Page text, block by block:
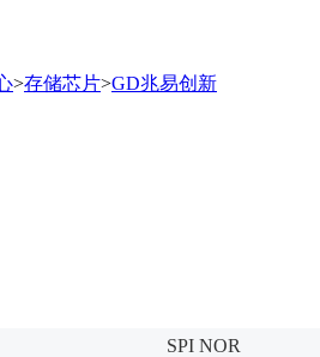
>存储芯片>GD兆易创新
SPI NOR